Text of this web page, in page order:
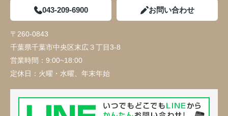
043-209-6900 お問い合わせ
〒260-0843
千葉県千葉市中央区末広３丁目3-8
営業時間： 9:00~18:00
定休日： 火曜・水曜、年末年始